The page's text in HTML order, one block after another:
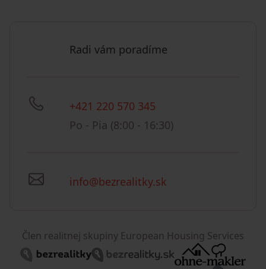
Radi vám poradíme
+421 220 570 345
Po - Pia (8:00 - 16:30)
info@bezrealitky.sk
Člen realitnej skupiny European Housing Services